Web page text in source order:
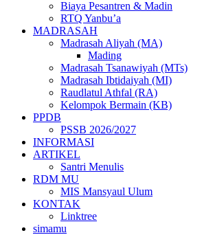
Biaya Pesantren & Madin
RTQ Yanbu’a
MADRASAH
Madrasah Aliyah (MA)
Mading
Madrasah Tsanawiyah (MTs)
Madrasah Ibtidaiyah (MI)
Raudlatul Athfal (RA)
Kelompok Bermain (KB)
PPDB
PSSB 2026/2027
INFORMASI
ARTIKEL
Santri Menulis
RDM MU
MIS Mansyaul Ulum
KONTAK
Linktree
simamu